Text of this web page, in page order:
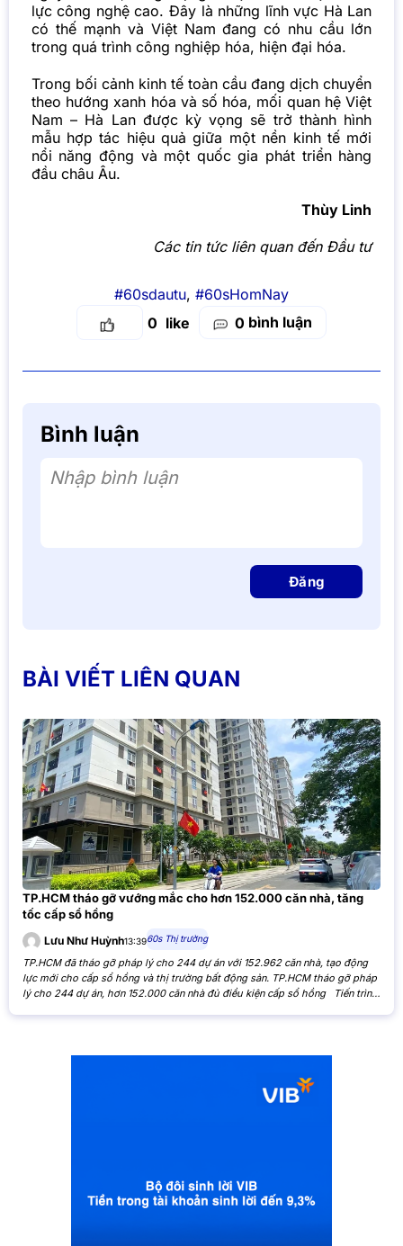
lực công nghệ cao. Đây là những lĩnh vực Hà Lan
có thế mạnh và Việt Nam đang có nhu cầu lớn
trong quá trình công nghiệp hóa, hiện đại hóa.
Trong bối cảnh kinh tế toàn cầu đang dịch chuyển
theo hướng xanh hóa và số hóa, mối quan hệ Việt
Nam – Hà Lan được kỳ vọng sẽ trở thành hình
mẫu hợp tác hiệu quả giữa một nền kinh tế mới
nổi năng động và một quốc gia phát triển hàng
đầu châu Âu.
Thùy Linh
Các tin tức liên quan đến Đầu tư
#60sdautu, #60sHomNay
0
0 bình luận
Bình luận
Nhập bình luận
Đăng
BÀI VIẾT LIÊN QUAN
TP.HCM tháo gỡ vướng mắc cho hơn 152.000 căn nhà, tăng
tốc cấp sổ hồng
Lưu Như Huỳnh13:3960s Thị trường
TP.HCM đã tháo gỡ pháp lý cho 244 dự án với 152.962 căn nhà, tạo động
lực mới cho cấp sổ hồng và thị trường bất động sản. TP.HCM tháo gỡ pháp
lý cho 244 dự án, hơn 152.000 căn nhà đủ điều kiện cấp sổ hồng Tiến trình